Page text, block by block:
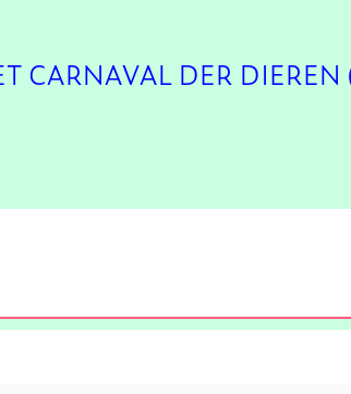
CARNAVAL DER